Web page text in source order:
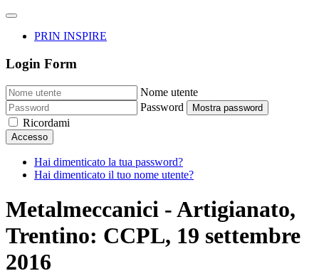
PRIN INSPIRE
Login Form
Nome utente
Password
Mostra password
Ricordami
Accesso
Hai dimenticato la tua password?
Hai dimenticato il tuo nome utente?
Metalmeccanici - Artigianato,
Trentino: CCPL, 19 settembre
2016